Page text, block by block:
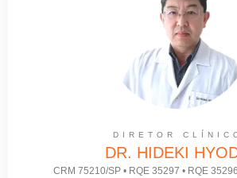
DIRETOR
DR. HIDEKI
CRM 75210/SP • RQE 35297 • RQE